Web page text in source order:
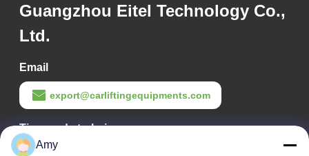
Guangzhou Eitel Technology Co.,
Ltd.
Email
export@carliftingequipments.com
Tiempo de trabajo
09:00-18:00
Amy